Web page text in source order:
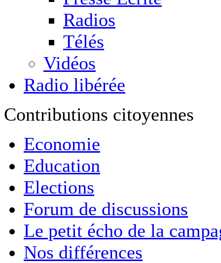
Radios
Télés
Vidéos
Radio libérée
Contributions citoyennes
Economie
Education
Elections
Forum de discussions
Le petit écho de la
Nos différences